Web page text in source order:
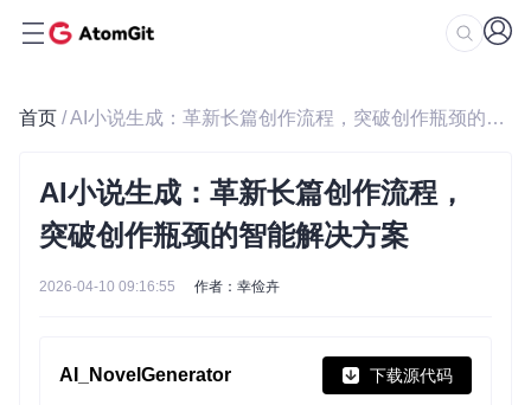
首页 / AI小说生成：革新长篇创作流程，突破创作瓶颈的智能解决方案
AI小说生成：革新长篇创作流程，
突破创作瓶颈的智能解决方案
2026-04-10 09:16:55 作者：幸俭卉
AI_NovelGenerator 下载源代码